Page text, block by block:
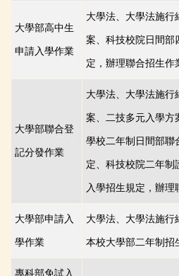
大學部高中生
申請入學作業
大學法、大學法施行
案、科技校院日間部
定，辦理聯合招生作
大學部聯合登
記分發作業
大學法、大學法施行
案、二技多元入學方
學校二年制日間部聯
定、科技校院二年制
入學招生規定，辦理
大學部申請入
學作業
大學法、大學法施行
本校大學部二年制招
專科部免試入